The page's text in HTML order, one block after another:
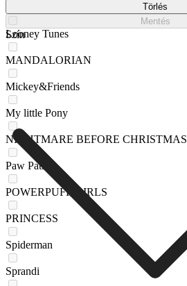
Looney Tunes
MANDALORIAN
Mickey&Friends
My little Pony
NIGHTMARE BEFORE CHRISTMAS
Paw Patrol
POWERPUFF GIRLS
PRINCESS
Spiderman
Sprandi
Törlés
Mentés
Szín